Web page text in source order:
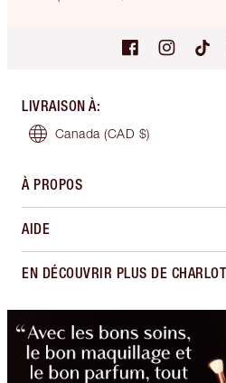
LIVRAISON À:
Canada (CAD $)
À PROPOS
AIDE
EN DÉCOUVRIR PLUS DE